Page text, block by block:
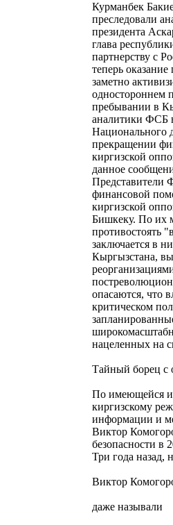
Курманбек
преследовали
президента
глава
партнерству с
теперь
заметно
одностороннем
пребывании в
аналитики ФСБ
Национального
прекращении
киргизской
данное
Представители
финансовой
киргизской
Бишкеку. По их
противостоять
заключается в
Кыргызстана,
опасаются, что
критическом
нацеленных на
Тайный борец с
По имеющейся
киргизскому
информации и
Виктор
безопасности в
Три года назад,
Виктор
даже называли